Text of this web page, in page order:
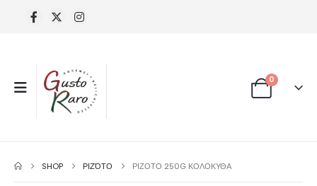
0
SHOP ΡΙΖΌΤΟ ΡΙΖΟΤΟ 250G ΚΟΛΟΚΥΘΑ